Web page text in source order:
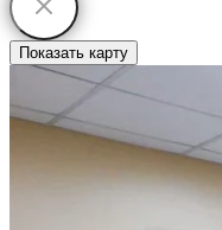
Показать карту